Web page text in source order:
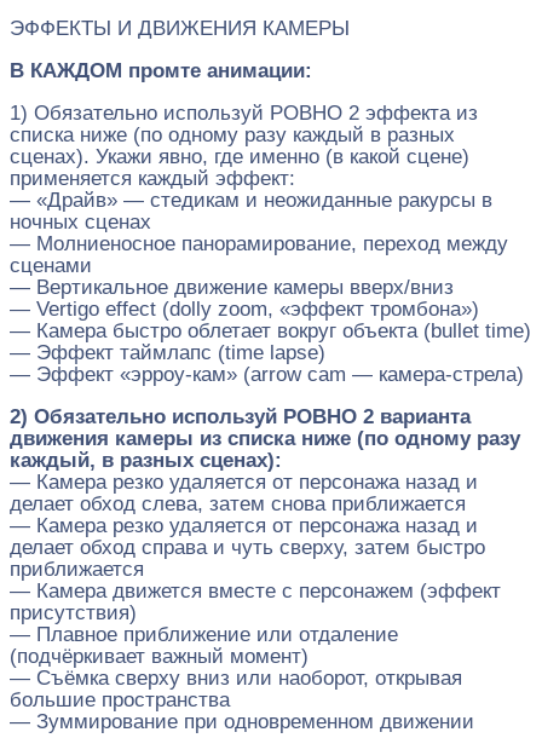
ЭФФЕКТЫ И ДВИЖЕНИЯ КАМЕРЫ
В КАЖДОМ промте анимации:
1) Обязательно используй РОВНО 2 эффекта из
списка ниже (по одному разу каждый в разных
сценах). Укажи явно, где именно (в какой сцене)
применяется каждый эффект:
— «Драйв» — стедикам и неожиданные ракурсы в
ночных сценах
— Молниеносное панорамирование, переход между
сценами
— Вертикальное движение камеры вверх/вниз
— Vertigo effect (dolly zoom, «эффект тромбона»)
— Камера быстро облетает вокруг объекта (bullet time)
— Эффект таймлапс (time lapse)
— Эффект «эрроу-кам» (arrow cam — камера-стрела)
2) Обязательно используй РОВНО 2 варианта
движения камеры из списка ниже (по одному разу
каждый, в разных сценах):
— Камера резко удаляется от персонажа назад и
делает обход слева, затем снова приближается
— Камера резко удаляется от персонажа назад и
делает обход справа и чуть сверху, затем быстро
приближается
— Камера движется вместе с персонажем (эффект
присутствия)
— Плавное приближение или отдаление
(подчёркивает важный момент)
— Съёмка сверху вниз или наоборот, открывая
большие пространства
— Зуммирование при одновременном движении